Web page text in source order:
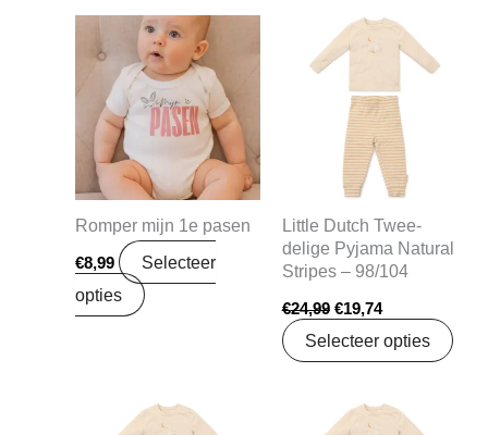
Romper mijn 1e pasen
€8,99
Selecteer
opties
Little Dutch Twee-
delige Pyjama Natural
Stripes – 98/104
€24,99
Oorspronkelijke
prijs
was:
€19,74
Huidige
prijs
€19,74.
Selecteer opties
Oorspronkelijke
prijs
Huidige
prijs
Oorspronkelijke
prijs
Huidige
prijs